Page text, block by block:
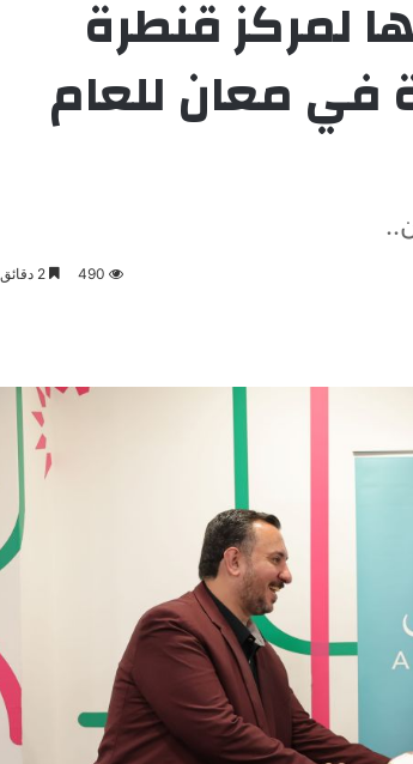
لمركز قنطرة
في معان للعام
490